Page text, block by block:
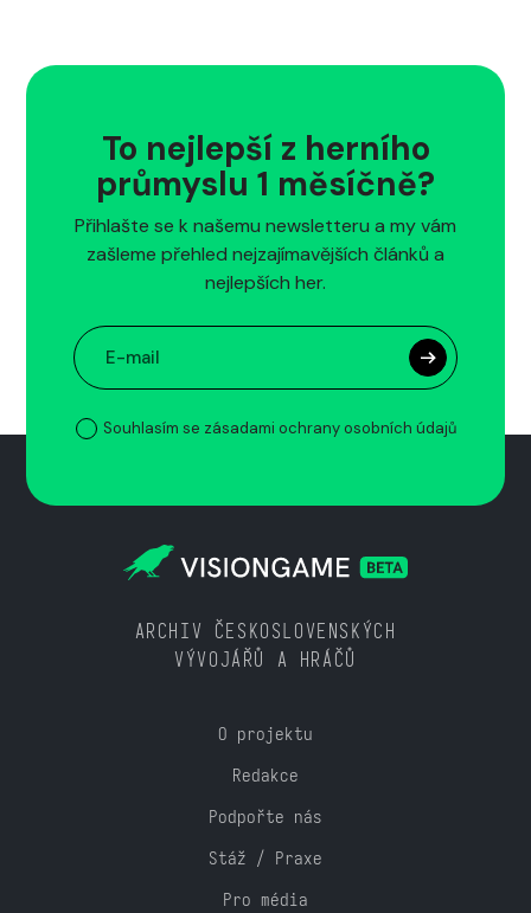
To nejlepší z herního
průmyslu 1 měsíčně?
Přihlašte se k našemu newsletteru a my vám
zašleme přehled nejzajímavějších článků a
nejlepších her.
Souhlasím se zásadami ochrany osobních údajů
ARCHIV ČESKOSLOVENSKÝCH
VÝVOJÁŘŮ A HRÁČŮ
O projektu
Redakce
Podpořte nás
Stáž / Praxe
Pro média